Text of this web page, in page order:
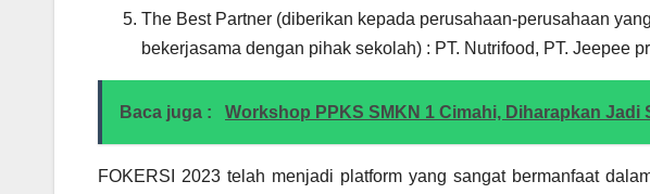
The Best Partner (diberikan kepada perusahaan-perusahaan
bekerjasama dengan pihak sekolah) : PT. Nutrifood, PT. Jeepee
Baca juga : Workshop PPKS SMKN 1 Cimahi, Diharapkan
FOKERSI 2023 telah menjadi platform yang sangat bermanfaat